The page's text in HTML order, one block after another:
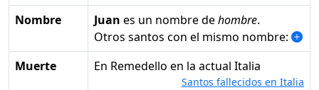
Nombre
Juan es un nombre dehombre.
Otros santos con el mismo nombre:
Muerte
en Remedello en la actual Italia
Santos fallecidos en Italia